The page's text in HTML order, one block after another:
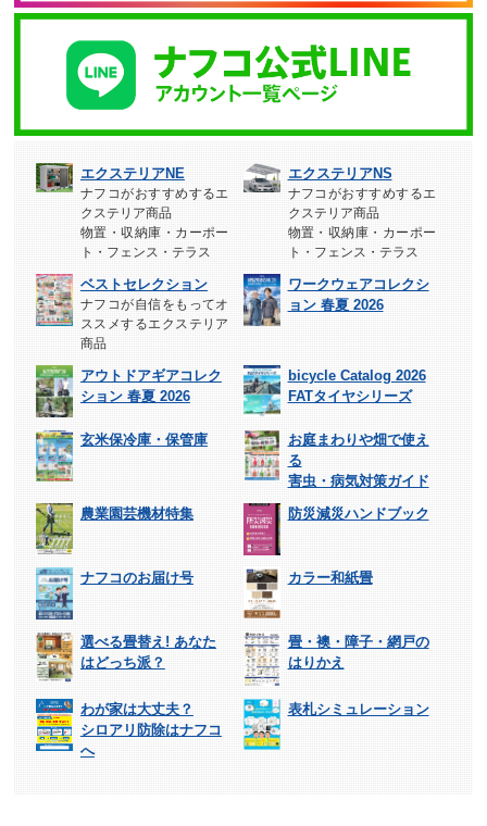
エクステリアNE
ナフコがおすすめするエ
クステリア商品
物置・収納庫・カーポー
ト・フェンス・テラス
エクステリアNS
ナフコがおすすめするエ
クステリア商品
物置・収納庫・カーポー
ト・フェンス・テラス
ベストセレクション
ナフコが自信をもってオ
ススメするエクステリア
商品
ワークウェアコレクシ
ョン 春夏 2026
アウトドアギアコレク
ション 春夏 2026
bicycle Catalog 2026
FATタイヤシリーズ
玄米保冷庫・保管庫
お庭まわりや畑で使え
る
害虫・病気対策ガイド
農業園芸機材特集
防災減災ハンドブック
ナフコのお届け号 カラー和紙畳
選べる畳替え! あなた
はどっち派？
畳・襖・障子・網戸の
はりかえ
わが家は大丈夫？
シロアリ防除はナフコ
へ
表札シミュレーション